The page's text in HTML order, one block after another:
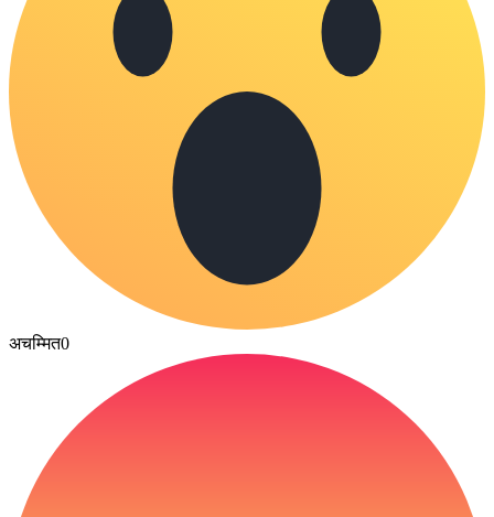
अचम्मित0